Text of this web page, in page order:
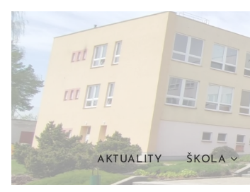
AKTUALITY ŠKOLA